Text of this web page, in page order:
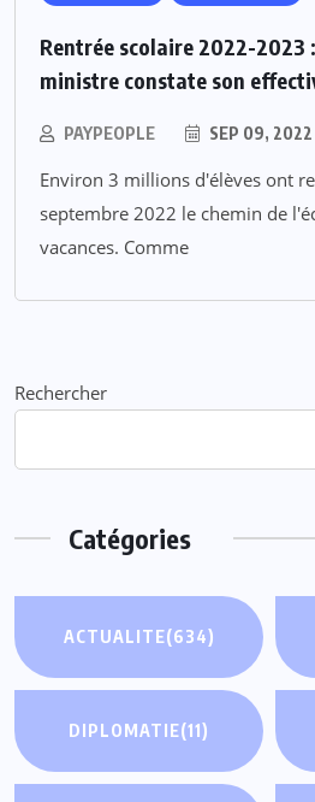
Rentrée scolaire 2022-2023
ministre constate son
PAYPEOPLE SEP 09, 2022
Environ 3 millions d'élèves ont
septembre 2022 le chemin de
vacances. Comme
Rechercher
Catégories
ACTUALITE(634)
DIPLOMATIE(11)